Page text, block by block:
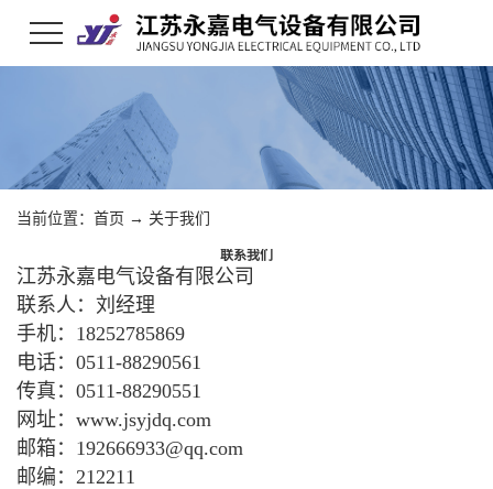
当前位置： 首页 → 关于我们
联系我们
江苏永嘉电气设备有限公司
联系人：刘经理
手机：18252785869
电话：0511-88290561
传真：0511-88290551
网址：www.jsyjdq.com
邮箱：192666933@qq.com
邮编：212211